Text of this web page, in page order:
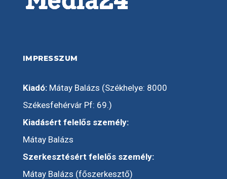
IMPRESSZUM
Kiadó:Mátay Balázs (Székhelye: 8000
Székesfehérvár Pf: 69.)
Kiadásért felelős személy:
Mátay Balázs
Szerkesztésért felelős személy:
Mátay Balázs (főszerkesztő)